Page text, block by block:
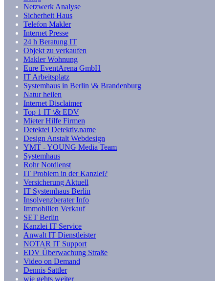
Netzwerk Analyse
Sicherheit Haus
Telefon Makler
Internet Presse
24 h Beratung IT
Objekt zu verkaufen
Makler Wohnung
Eure EventArena GmbH
IT Arbeitsplatz
Systemhaus in Berlin \& Brandenburg
Natur heilen
Internet Disclaimer
Top 1 IT \& EDV
Mieter Hilfe Firmen
Detektei Detektiv.name
Design Anstalt Webdesign
YMT - YOUNG Media Team
Systemhaus
Rohr Notdienst
IT Problem in der Kanzlei?
Versicherung Aktuell
IT Systemhaus Berlin
Insolvenzberater Info
Immobilien Verkauf
SET Berlin
Kanzlei IT Service
Anwalt IT Dienstleister
NOTAR IT Support
EDV Überwachung Straße
Video on Demand
Dennis Sattler
wie gehts weiter